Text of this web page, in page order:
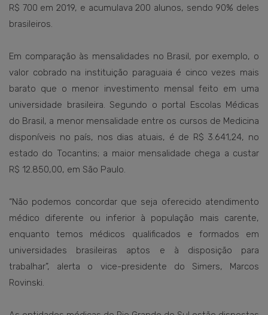
R$ 700 em 2019, e acumulava 200 alunos, sendo 90% deles
brasileiros.
Em comparação às mensalidades no Brasil, por exemplo, o
valor cobrado na instituição paraguaia é cinco vezes mais
barato que o menor investimento mensal feito em uma
universidade brasileira. Segundo o portal Escolas Médicas
do Brasil, a menor mensalidade entre os cursos de Medicina
disponíveis no país, nos dias atuais, é de R$ 3.641,24, no
estado do Tocantins; a maior mensalidade chega a custar
R$ 12.850,00, em São Paulo.
“Não podemos concordar que seja oferecido atendimento
médico diferente ou inferior à população mais carente,
enquanto temos médicos qualificados e formados em
universidades brasileiras aptos e à disposição para
trabalhar”, alerta o vice-presidente do Simers, Marcos
Rovinski.